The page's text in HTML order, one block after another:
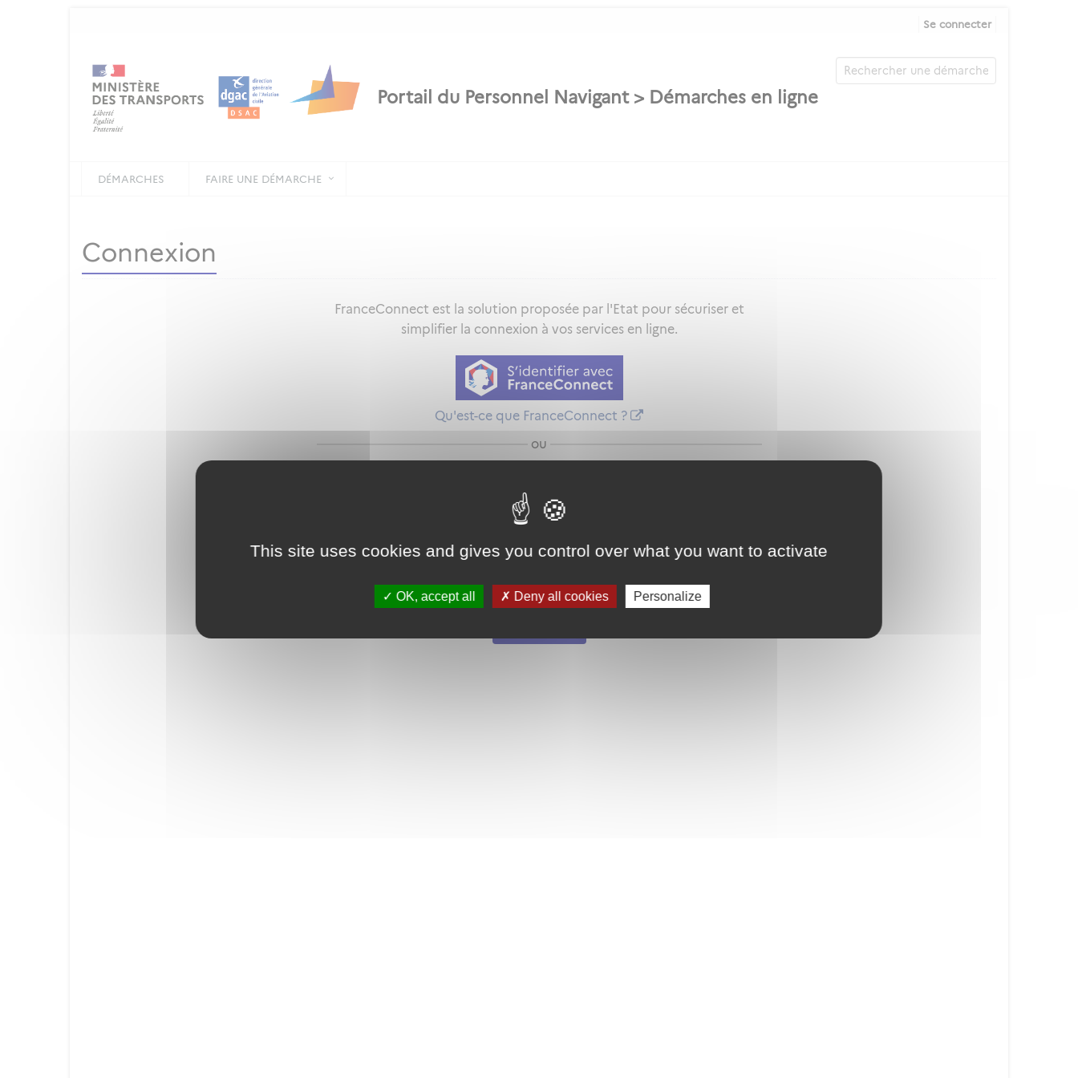
This site uses cookies and gives you control over what you want to activate
OK, accept all Deny all cookies Personalize
Se connecter
DÉMARCHES FAIRE UNE DÉMARCHE
Connexion
FranceConnect est la solution proposée par l'Etat pour sécuriser et
simplifier la connexion à vos services en ligne.
Qu'est-ce que FranceConnect ?
ou
Mot de passe
oublié ?
Je crée mon
compte